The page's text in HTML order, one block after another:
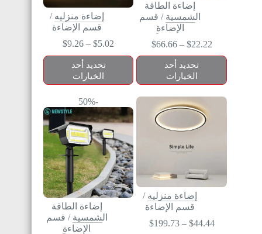
إضاءة الطاقة
الشمسية / قسم
الإضاءة
$22.22
–
$66.66
تحديد أحد
الخيارات
إضاءة منزليه /
قسم الإضاءة
$5.02
–
$9.26
تحديد أحد
الخيارات
إضاءة منزليه /
قسم الإضاءة
$44.44
–
$199.73
-50%
إضاءة الطاقة
الشمسية / قسم
الإضاءة